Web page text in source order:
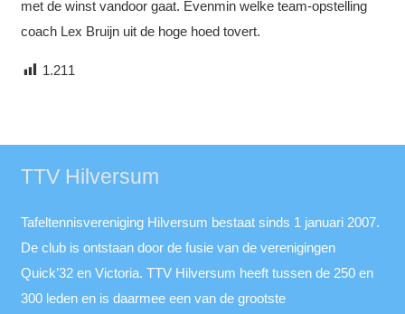
met de winst vandoor gaat. Evenmin welke team-opstelling
coach Lex Bruijn uit de hoge hoed tovert.
1.211
TTV Hilversum
Tafeltennisvereniging Hilversum bestaat sinds 1 januari 2007.
De club is ontstaan door de fusie van de verenigingen
Quick’32 en Victoria. TTV Hilversum heeft tussen de 250 en
300 leden en is daarmee een van de grootste